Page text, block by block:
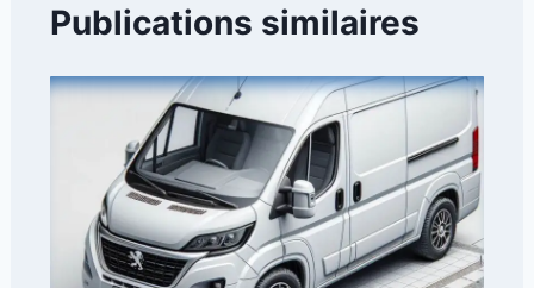
Publications similaires